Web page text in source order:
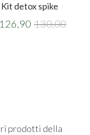
Kit detox spike
130,00
prodotti della